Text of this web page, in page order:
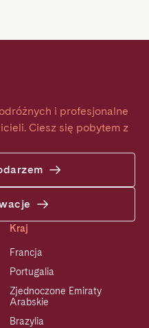
i profesjonalne
Ciesz się pobytem z
Kraj
Francja
Portugalia
Zjednoczone Emiraty
Arabskie
Brazylia